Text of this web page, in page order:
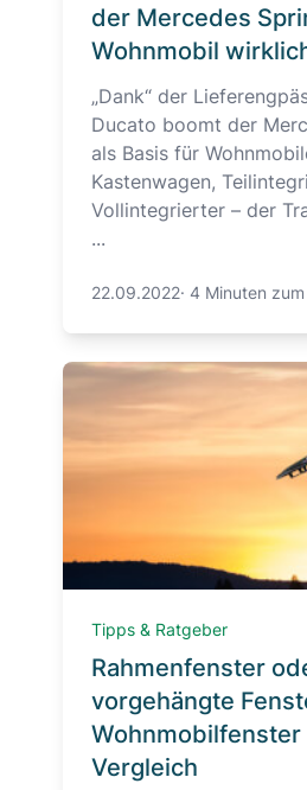
der Mercedes
Wohnmobil
„Dank“ der
Ducato boomt der
als Basis für
Kastenwagen,
Vollintegrierter – der
...
22.09.2022· 4 Minuten zum
Tipps & Ratgeber
Rahmenfenster
vorgehängte
Wohnmobilfenster
Vergleich